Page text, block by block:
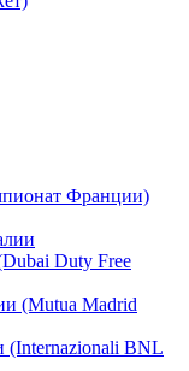
Франции)
Duty Free
(Mutua Madrid
BNL